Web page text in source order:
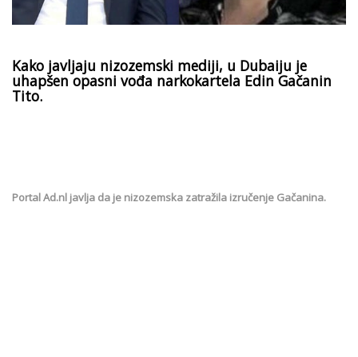
Kako javljaju nizozemski mediji, u Dubaiju je
uhapšen opasni vođa narkokartela Edin Gačanin
Tito.
Portal Ad.nl javlja da je nizozemska zatražila izručenje Gačanina.